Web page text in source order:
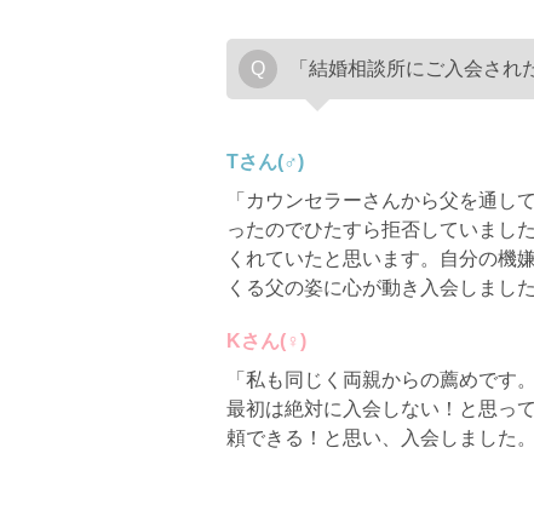
「結婚相談所にご入会され
Tさん(♂)
「カウンセラーさんから父を通し
ったのでひたすら拒否していまし
くれていたと思います。自分の機
くる父の姿に心が動き入会しました
Kさん(♀)
「私も同じく両親からの薦めです
最初は絶対に入会しない！と思っ
頼できる！と思い、入会しました。